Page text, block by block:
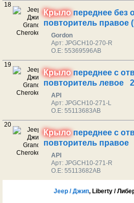
18
Крылопереднее без
повторитель правое
Gordon
Арт: JPGCH10-270-R
O.E: 55369596AB
19
Крылопереднее с
повторитель левое
API
Арт: JPGCH10-271-L
O.E: 55113683AB
20
Крылопереднее с
повторитель правое
API
Арт: JPGCH10-271-R
O.E: 55113682AB
Jeep / Джип, Liberty /